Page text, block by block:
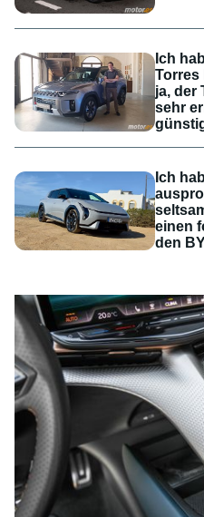
Ich
Torres
ja, der
sehr
Ich
einen
den